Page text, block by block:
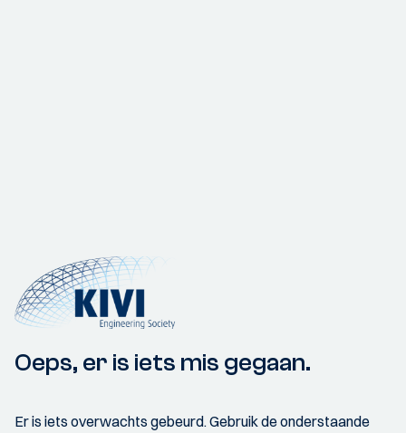
Oeps, er is iets mis gegaan.
Er is iets overwachts gebeurd. Gebruik de onderstaande